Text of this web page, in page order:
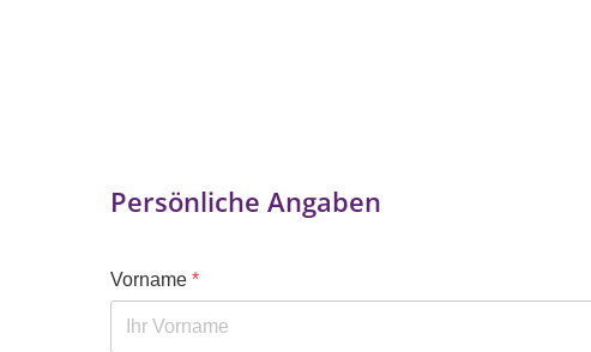
Persönliche Angaben
Vorname *